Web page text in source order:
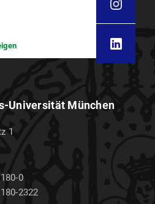
Universität München
1
0
2322